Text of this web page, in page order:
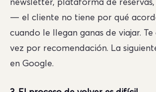
newsletter, plataforma de
— el cliente no tiene por qué
cuando le llegan ganas de viajar.
vez por recomendación. La
en Google.